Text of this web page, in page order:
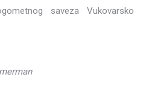
saveza Vukovarsko